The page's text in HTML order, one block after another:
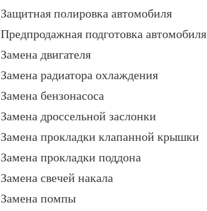
Защитная полировка автомобиля
Предпродажная подготовка автомобиля
Замена двигателя
Замена радиатора охлаждения
Замена бензонасоса
Замена дроссельной заслонки
Замена прокладки клапанной крышки
Замена прокладки поддона
Замена свечей накала
Замена помпы